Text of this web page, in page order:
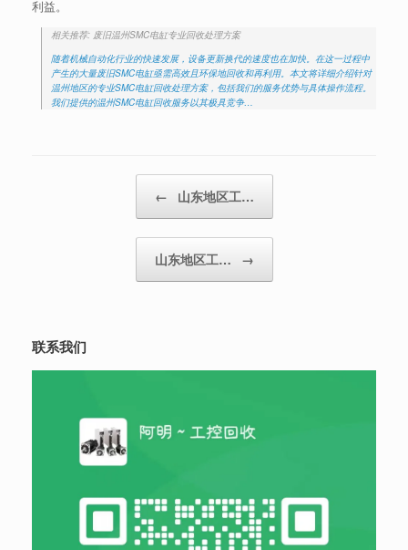
利益。
相关推荐: 废旧温州SMC电缸专业回收处理方案
随着机械自动化行业的快速发展，设备更新换代的速度也在加快。在这一过程中
产生的大量废旧SMC电缸亟需高效且环保地回收和再利用。本文将详细介绍针对
温州地区的专业SMC电缸回收处理方案，包括我们的服务优势与具体操作流程。
我们提供的温州SMC电缸回收服务以其极具竞争…
← 山东地区工…
山东地区工… →
联系我们